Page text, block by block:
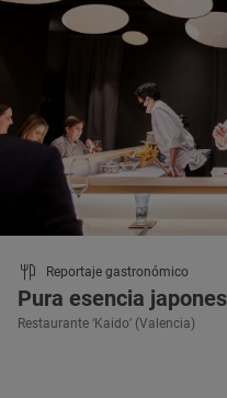
Reportaje gastronómico
Pura esencia
Restaurante ‘Kaido’ (Valencia)